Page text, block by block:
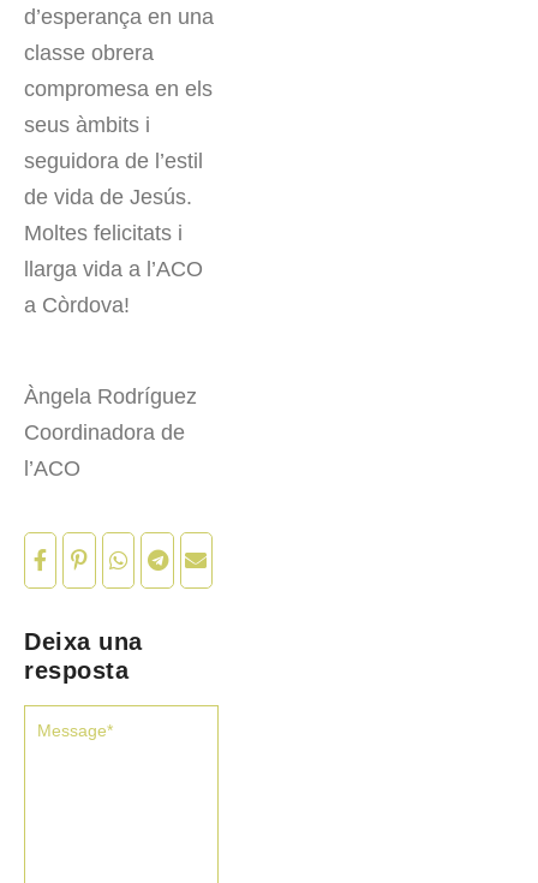
d’esperança en una
classe obrera
compromesa en els
seus àmbits i
seguidora de l’estil
de vida de Jesús.
Moltes felicitats i
llarga vida a l’ACO
a Còrdova!
Àngela Rodríguez
Coordinadora de
l’ACO
Deixa una
resposta